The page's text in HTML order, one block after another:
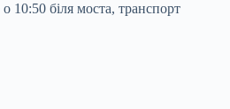
10:50 біля моста, транспорт